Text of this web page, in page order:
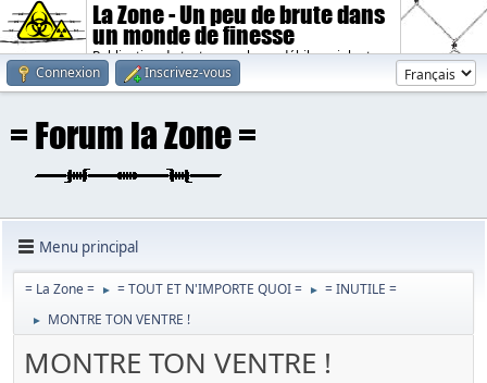
La Zone - Un peu de brute dans
un monde de finesse
Publication de textes sombres, débiles, violents.
Connexion
Inscrivez-vous
Menu principal
= La Zone = ► = TOUT ET N'IMPORTE QUOI = ► = INUTILE =
► MONTRE TON VENTRE !
MONTRE TON VENTRE !